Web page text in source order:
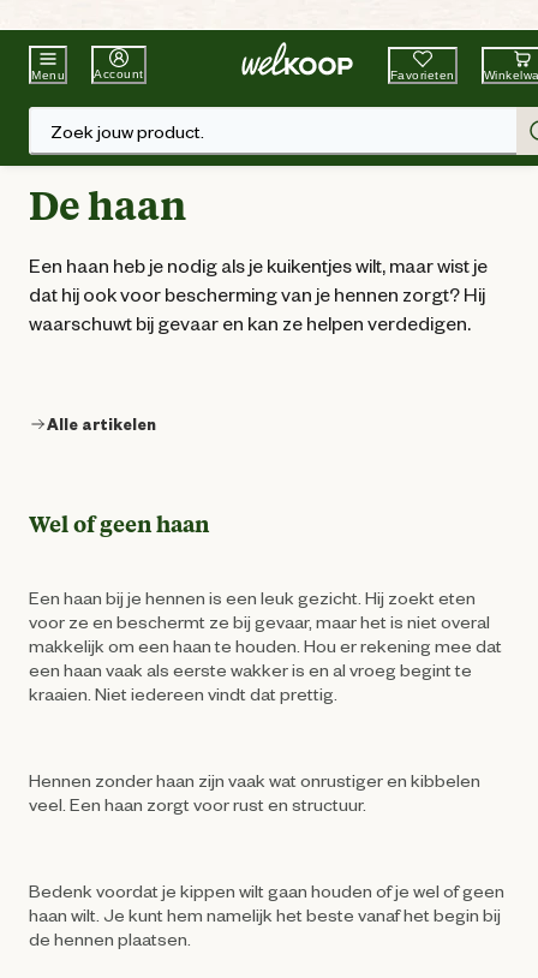
Beste WinkelketenTuin & Dier
Menu Account Favorieten
Zoek jouw product.
De haan
Een haan heb je nodig als je kuikentjes wilt, maar wist je
dat hij ook voor bescherming van je hennen zorgt? Hij
waarschuwt bij gevaar en kan ze helpen verdedigen.
Alle artikelen
Wel of geen haan
Een haan bij je hennen is een leuk gezicht. Hij zoekt eten
voor ze en beschermt ze bij gevaar, maar het is niet overal
makkelijk om een haan te houden. Hou er rekening mee dat
een haan vaak als eerste wakker is en al vroeg begint te
kraaien. Niet iedereen vindt dat prettig.
Hennen zonder haan zijn vaak wat onrustiger en kibbelen
veel. Een haan zorgt voor rust en structuur.
Bedenk voordat je kippen wilt gaan houden of je wel of geen
haan wilt. Je kunt hem namelijk het beste vanaf het begin bij
de hennen plaatsen.